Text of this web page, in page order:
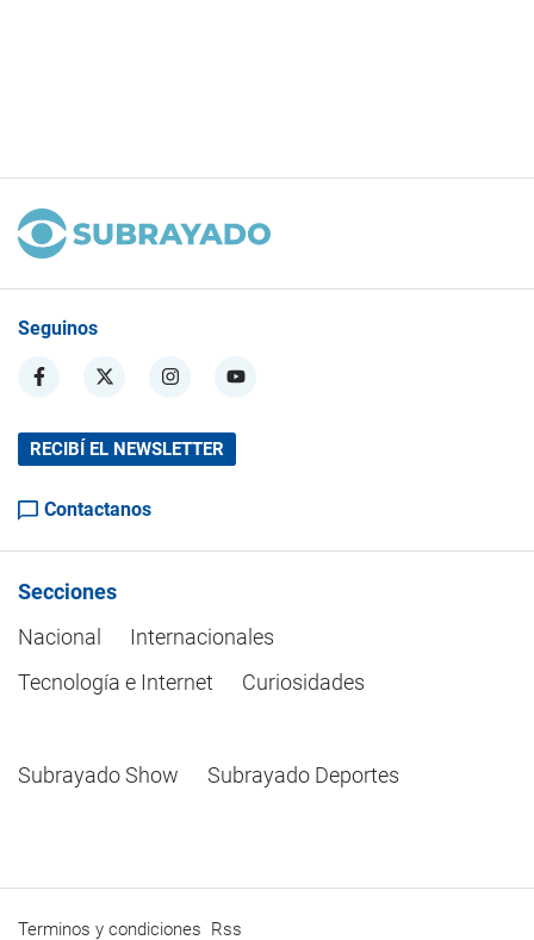
Seguinos
RECIBÍ EL NEWSLETTER
Contactanos
Secciones
Nacional
Internacionales
Tecnología e Internet
Curiosidades
Subrayado Show Subrayado Deportes
Terminos y condiciones Rss